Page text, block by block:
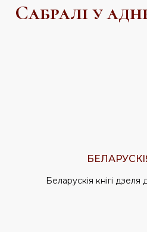
Сабралі у
Беларускія кнігі дзеля